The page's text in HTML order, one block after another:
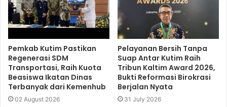
Pemkab Kutim Pastikan
Regenerasi SDM
Transportasi, Raih Kuota
Beasiswa Ikatan Dinas
Terbanyak dari Kemenhub
02 August 2026
Pelayanan Bersih Tanpa
Suap Antar Kutim Raih
Tribun Kaltim Award 2026,
Bukti Reformasi Birokrasi
Berjalan Nyata
31 July 2026